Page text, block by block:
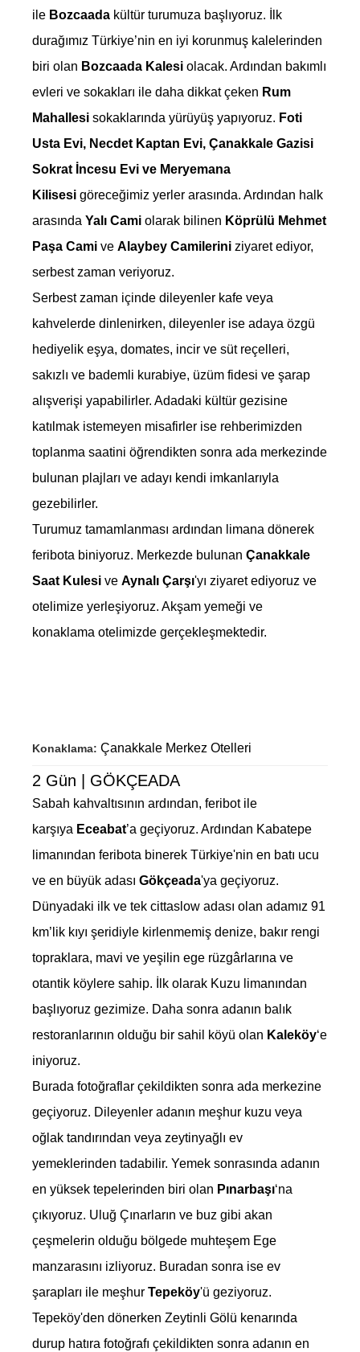
ile Bozcaada kültür turumuza başlıyoruz. İlk
durağımız Türkiye’nin en iyi korunmuş kalelerinden
biri olan Bozcaada Kalesi olacak. Ardından bakımlı
evleri ve sokakları ile daha dikkat çeken Rum
Mahallesi sokaklarında yürüyüş yapıyoruz. Foti
Usta Evi, Necdet Kaptan Evi, Çanakkale Gazisi
Sokrat İncesu Evi ve Meryemana
Kilisesi göreceğimiz yerler arasında. Ardından halk
arasında Yalı Cami olarak bilinen Köprülü Mehmet
Paşa Cami ve Alaybey Camilerini ziyaret ediyor,
serbest zaman veriyoruz.
Serbest zaman içinde dileyenler kafe veya
kahvelerde dinlenirken, dileyenler ise adaya özgü
hediyelik eşya, domates, incir ve süt reçelleri,
sakızlı ve bademli kurabiye, üzüm fidesi ve şarap
alışverişi yapabilirler. Adadaki kültür gezisine
katılmak istemeyen misafirler ise rehberimizden
toplanma saatini öğrendikten sonra ada merkezinde
bulunan plajları ve adayı kendi imkanlarıyla
gezebilirler.
Turumuz tamamlanması ardından limana dönerek
feribota biniyoruz. Merkezde bulunan Çanakkale
Saat Kulesi ve Aynalı Çarşı'yı ziyaret ediyoruz ve
otelimize yerleşiyoruz. Akşam yemeği ve
konaklama otelimizde gerçekleşmektedir.
Konaklama: Çanakkale Merkez Otelleri
2 Gün | GÖKÇEADA
Sabah kahvaltısının ardından, feribot ile
karşıya Eceabat’a geçiyoruz. Ardından Kabatepe
limanından feribota binerek Türkiye'nin en batı ucu
ve en büyük adası Gökçeada'ya geçiyoruz.
Dünyadaki ilk ve tek cittaslow adası olan adamız 91
km’lik kıyı şeridiyle kirlenmemiş denize, bakır rengi
topraklara, mavi ve yeşilin ege rüzgârlarına ve
otantik köylere sahip. İlk olarak Kuzu limanından
başlıyoruz gezimize. Daha sonra adanın balık
restoranlarının olduğu bir sahil köyü olan Kaleköy‘e
iniyoruz.
Burada fotoğraflar çekildikten sonra ada merkezine
geçiyoruz. Dileyenler adanın meşhur kuzu veya
oğlak tandırından veya zeytinyağlı ev
yemeklerinden tadabilir. Yemek sonrasında adanın
en yüksek tepelerinden biri olan Pınarbaşı‘na
çıkıyoruz. Uluğ Çınarların ve buz gibi akan
çeşmelerin olduğu bölgede muhteşem Ege
manzarasını izliyoruz. Buradan sonra ise ev
şarapları ile meşhur Tepeköy'ü geziyoruz.
Tepeköy'den dönerken Zeytinli Gölü kenarında
durup hatıra fotoğrafı çekildikten sonra adanın en